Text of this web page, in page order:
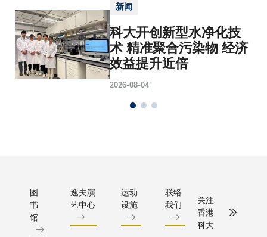
新闻
科大开创新型水净化技
术 精准聚合污染物 经济
效益提升近倍
2026-08-04
图
书
馆
逸夫演
艺中心
运动
设施
联络
我们
关注
香港
科大